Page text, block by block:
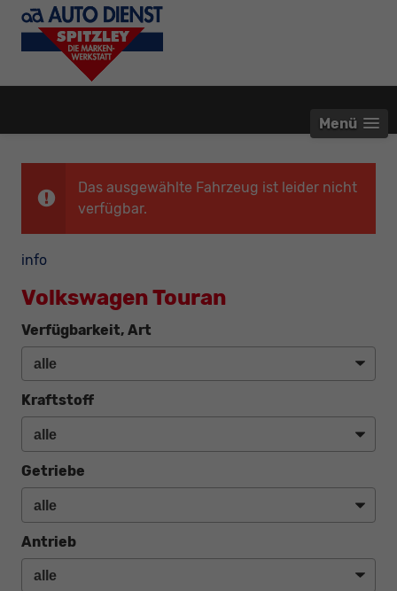
Menü
Das ausgewählte Fahrzeug ist leider nicht
verfügbar.
info
Volkswagen Touran
Verfügbarkeit, Art
Kraftstoff
Getriebe
Antrieb